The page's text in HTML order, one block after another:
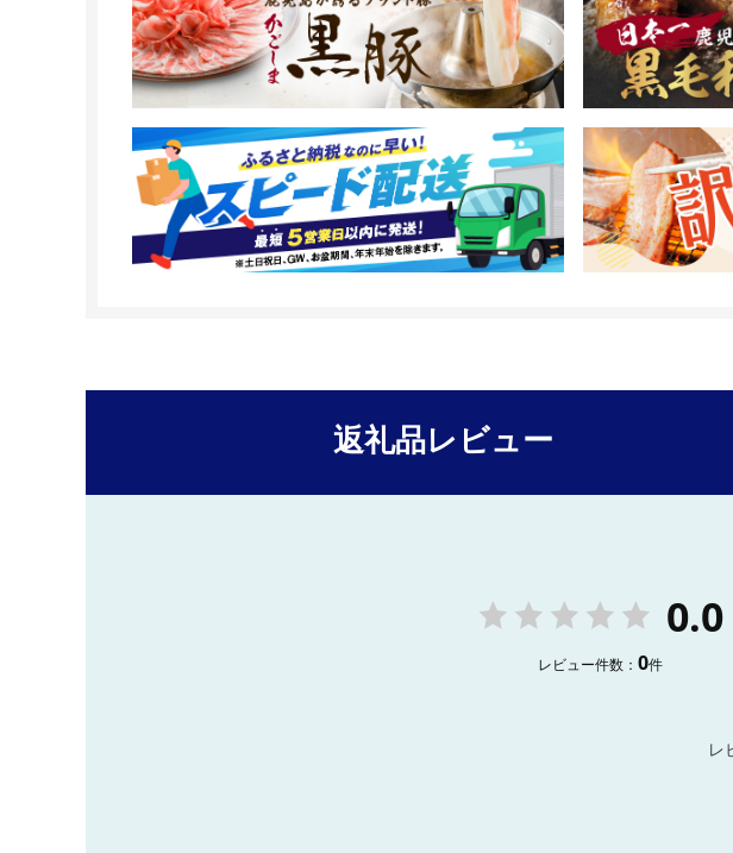
返礼品レビュー
0.0
レビュー件数： 0件
レ